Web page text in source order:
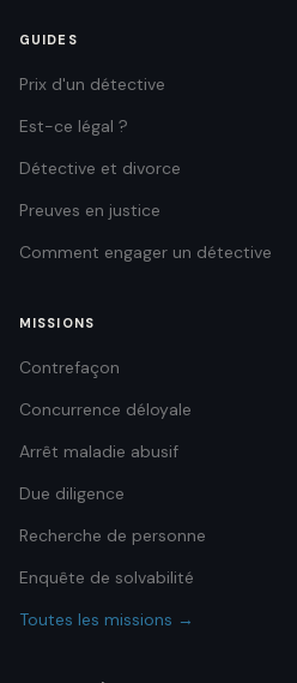
GUIDES
Prix d'un détective
Est-ce légal ?
Détective et divorce
Preuves en justice
Comment engager un détective
MISSIONS
Contrefaçon
Concurrence déloyale
Arrêt maladie abusif
Due diligence
Recherche de personne
Enquête de solvabilité
Toutes les missions →